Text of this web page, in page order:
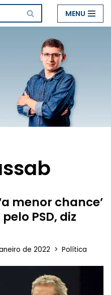
MENU
menor chance’
PSD, diz
de 2022 Política